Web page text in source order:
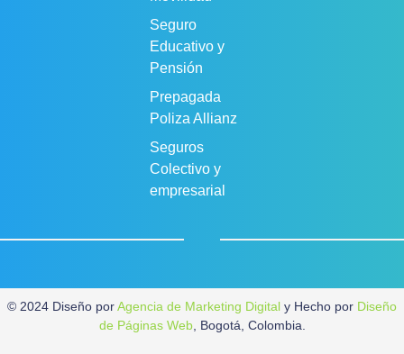
Seguro
Educativo y
Pensión
Prepagada
Poliza Allianz
Seguros
Colectivo y
empresarial
© 2024 Diseño porAgencia de Marketing Digital y Hecho por Diseño
de Páginas Web, Bogotá, Colombia.